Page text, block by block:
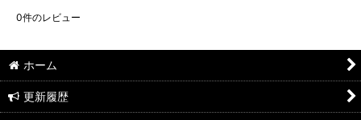
0件のレビュー
ホーム
更新履歴